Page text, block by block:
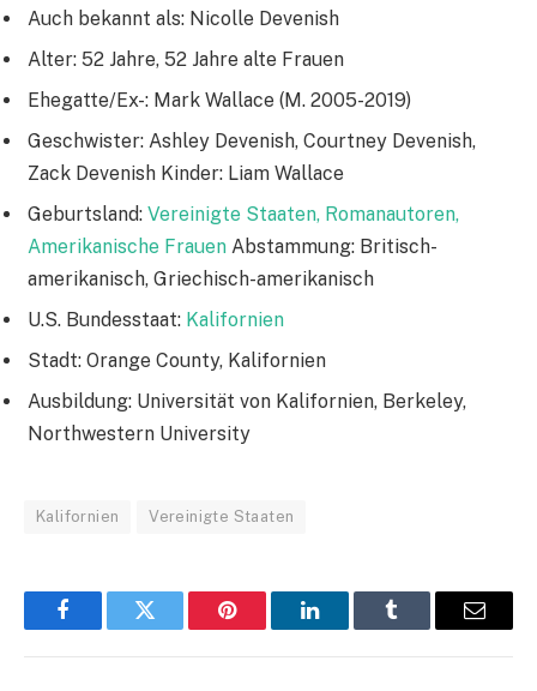
Auch bekannt als: Nicolle Devenish
Alter: 52 Jahre, 52 Jahre alte Frauen
Ehegatte/Ex-: Mark Wallace (M. 2005-2019)
Geschwister: Ashley Devenish, Courtney Devenish,
Zack Devenish Kinder: Liam Wallace
Geburtsland: Vereinigte Staaten, Romanautoren,
Amerikanische Frauen Abstammung: Britisch-
amerikanisch, Griechisch-amerikanisch
U.S. Bundesstaat: Kalifornien
Stadt: Orange County, Kalifornien
Ausbildung: Universität von Kalifornien, Berkeley,
Northwestern University
Kalifornien Vereinigte Staaten
FacebookTwitter Pinterest LinkedInTumblr Email